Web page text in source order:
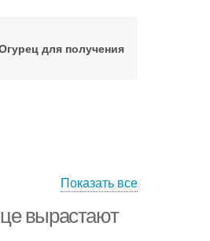
для получения
Показать все
вырастают